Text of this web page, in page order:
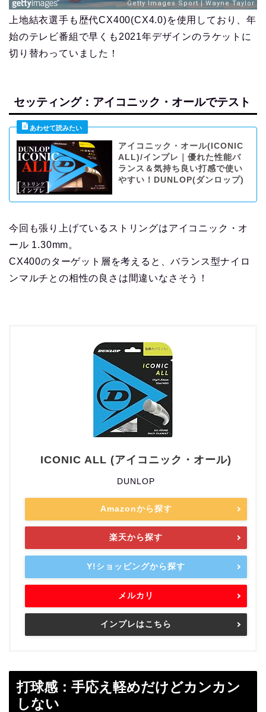
上地結衣選手も歴代CX400(CX4.0)を使用しており、年
始のテレビ番組で早くも2021年デザインのラケットに
切り替わっていました！
セッティング：アイコニック・オールでテスト
アイコニック・オール(ICONIC
ALL)/インプレ｜優れた性能バ
ランス＆気持ち良い打感で使い
やすい！DUNLOP(ダンロップ)
今回も張り上げているストリングはアイコニック・オ
ール 1.30mm。
CX400のターゲット層を考えると、バランス型ナイロ
ンマルチとの相性の良さは間違いなさそう！
ICONIC ALL (アイコニック・オール)
DUNLOP
Amazonから探す
楽天から探す
Y!ショッピングから探す
メルカリ
インプレはこちら
打球感：手応え軽めだけどカンカン
しない